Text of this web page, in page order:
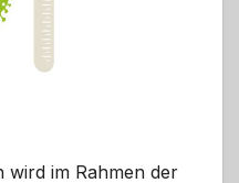
wird im Rahmen der